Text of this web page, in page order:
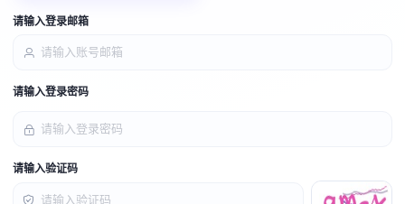
请输入登录邮箱
请输入登录密码
请输入验证码